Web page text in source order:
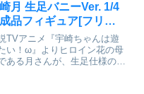
月 生足バニーVer. 1/4
品フィギュア[フリー
グ]が予約受付開始
TVアニメ『宇崎ちゃんは遊
い！ω』よりヒロイン花の母
ある月さんが、生足仕様のバ